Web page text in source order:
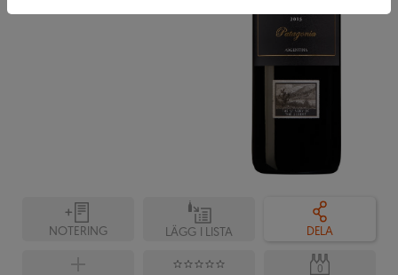
NOTERING LÄGG I LISTA DELA
0